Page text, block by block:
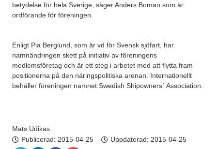
betydelse för hela Sverige, säger Anders Boman som är
ordförande för föreningen.
Enligt Pia Berglund, som är vd för Svensk sjöfart, har
namnändringen skett på initiativ av föreningens
medlemsföretag och är ett steg i arbetet med att flytta fram
positionerna på den näringspolitiska arenan. Internationellt
behåller föreningen namnet Swedish Shipowners´ Association.
Mats Udikas
Publicerad: 2015-04-25 Uppdaterad: 2015-04-25